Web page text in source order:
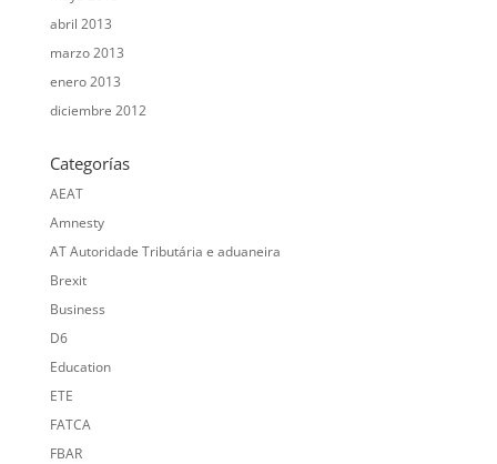
abril 2013
marzo 2013
enero 2013
diciembre 2012
Categorías
AEAT
Amnesty
AT Autoridade Tributária e aduaneira
Brexit
Business
D6
Education
ETE
FATCA
FBAR